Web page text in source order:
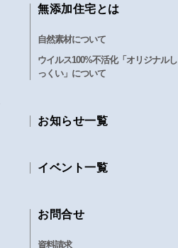
無添加住宅とは
自然素材について
ウイルス100%不活化「オリジナルし
っくい」について
お知らせ一覧
イベント一覧
お問合せ
資料請求